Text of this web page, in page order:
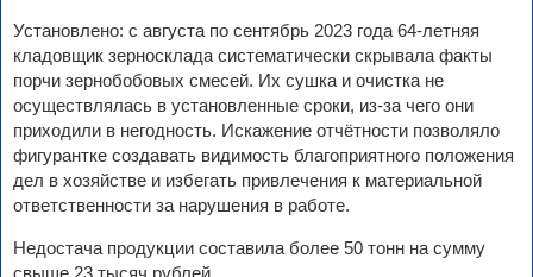
Установлено: с августа по сентябрь 2023 года 64-летняя
кладовщик зерносклада систематически скрывала факты
порчи зернобобовых смесей. Их сушка и очистка не
осуществлялась в установленные сроки, из-за чего они
приходили в негодность. Искажение отчётности позволяло
фигурантке создавать видимость благоприятного положения
дел в хозяйстве и избегать привлечения к материальной
ответственности за нарушения в работе.
Недостача продукции составила более 50 тонн на сумму
свыше 23 тысяч рублей.